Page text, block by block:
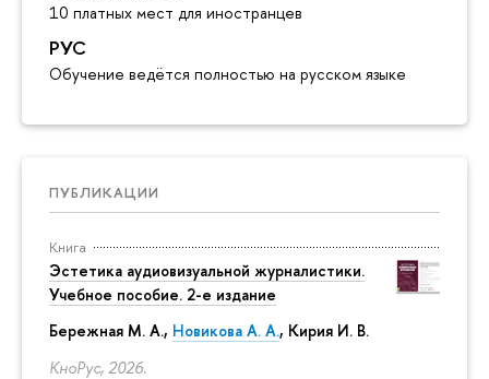
10 платных мест для иностранцев
РУС
Обучение ведётся полностью на русском языке
ПУБЛИКАЦИИ
Книга
Эстетика аудиовизуальной журналистики.
Учебное пособие. 2-е издание
Бережная М. А., Новикова А. А., Кирия И. В.
КноРус, 2026.